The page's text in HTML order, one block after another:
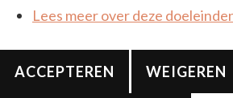
Lees meer over deze
ACCEPTEREN WEIGEREN